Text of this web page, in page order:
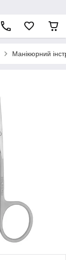
Манікюрний